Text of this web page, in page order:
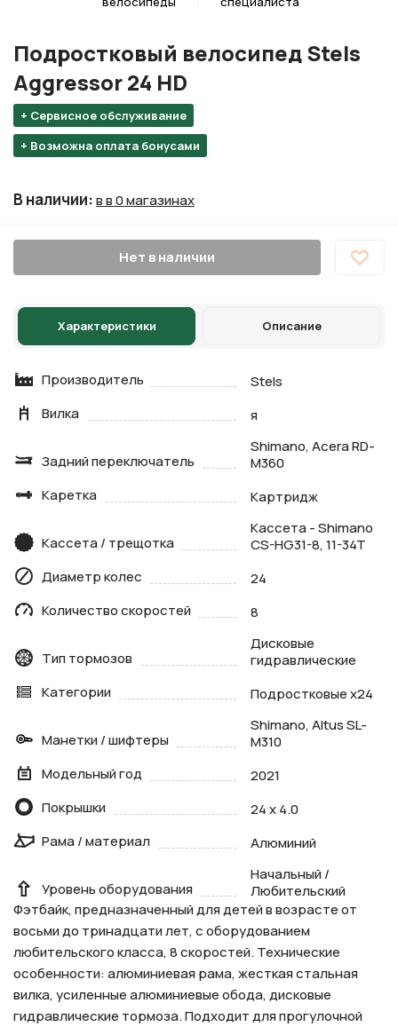
+ Сервисное обслуживание
+ Возможна оплата бонусами
Подростковый велосипед Stels
Aggressor 24 HD
В наличии:в в 0 магазинах
Нет в наличии
Характеристики Описание
Производитель
Stels
Вилка
я
Задний переключатель
Shimano, Acera RD-
M360
Каретка
Картридж
Кассета / трещотка
Кассета - Shimano
CS-HG31-8, 11-34T
Диаметр колес
24
Количество скоростей
8
Тип тормозов
Дисковые
гидравлические
Категории
Подростковые х24
Манетки / шифтеры
Shimano, Altus SL-
M310
Модельный год
2021
Покрышки
24 x 4.0
Рама / материал
Алюминий
Уровень оборудования
Начальный /
Любительский
Фэтбайк, предназначенный для детей в возрасте от
восьми до тринадцати лет, с оборудованием
любительского класса, 8 скоростей. Технические
особенности: алюминиевая рама, жесткая стальная
вилка, усиленные алюминиевые обода, дисковые
гидравлические тормоза. Подходит для прогулочной